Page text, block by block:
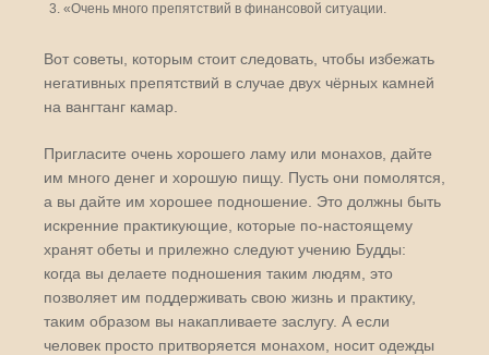
«Очень много препятствий в финансовой ситуации.
Вот советы, которым стоит следовать, чтобы избежать
негативных препятствий в случае двух чёрных камней
на вангтанг камар.
Пригласите очень хорошего ламу или монахов, дайте
им много денег и хорошую пищу. Пусть они помолятся,
а вы дайте им хорошее подношение. Это должны быть
искренние практикующие, которые по-настоящему
хранят обеты и прилежно следуют учению Будды:
когда вы делаете подношения таким людям, это
позволяет им поддерживать свою жизнь и практику,
таким образом вы накапливаете заслугу. А если
человек просто притворяется монахом, носит одежды